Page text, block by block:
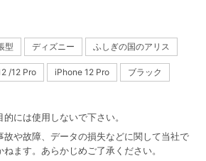
型 ディズニー ふしぎの国のアリス
/12 Pro iPhone 12 Pro ブラック
には使用しないで下さい。
故や故障、データの損失などに関して当社で
ます。あらかじめご了承ください。